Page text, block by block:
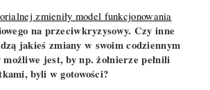
zmieniły model funkcjonowania
na przeciwkryzysowy. Czy inne
jakieś zmiany w swoim codziennym
jest, by np. żołnierze pełnili
byli w gotowości?